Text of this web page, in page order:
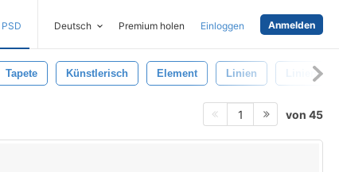
PSD Deutsch Premium holen Einloggen Anmelden
Tapete Künstlerisch Element Linien
1 von 45